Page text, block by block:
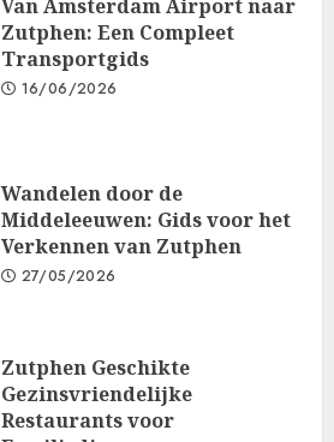
Van Amsterdam Airport naar
Zutphen: Een Compleet
Transportgids
16/06/2026
Wandelen door de
Middeleeuwen: Gids voor het
Verkennen van Zutphen
27/05/2026
Zutphen Geschikte
Gezinsvriendelijke
Restaurants voor